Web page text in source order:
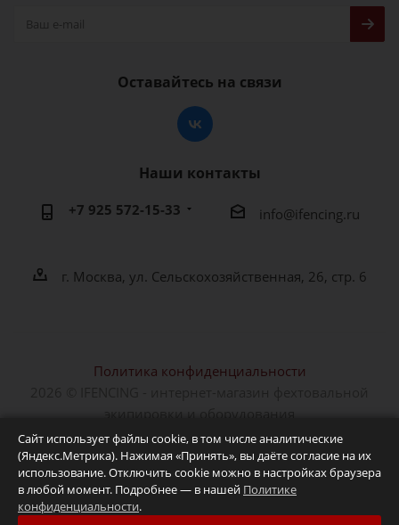
Оставайтесь на связи
Наши контакты
+7 925 572-15-33 info@ifencing.ru
г. Москва, ул. Сельскохозяйственная, 26, стр. 6
Политика конфиденциальности
экипировки и оборудования
Сайт использует файлы cookie, в том числе аналитические
(Яндекс.Метрика). Нажимая «Принять», вы даёте согласие на их
использование. Отключить cookie можно в настройках браузера
в любой момент. Подробнее — в нашей Политике
конфиденциальности.